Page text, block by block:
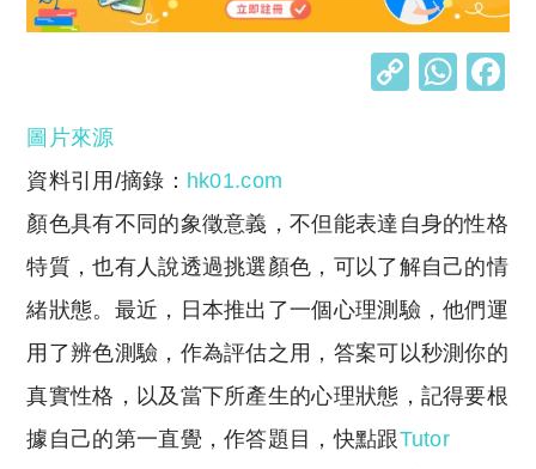
C
Li
n
k
W
A
p
p
圖片來源
資料引用/摘錄： hk01.com
顏色具有不同的象徵意義，不但能表達自身的性格
特質，也有人說透過挑選顏色，可以了解自己的情
緒狀態。最近，日本推出了一個心理測驗，他們運
用了辨色測驗，作為評估之用，答案可以秒測你的
真實性格，以及當下所產生的心理狀態，記得要根
據自己的第一直覺，作答題目，快點跟Tutor